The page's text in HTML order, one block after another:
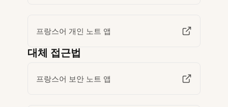
프랑스어 개인 노트 앱
대체 접근법
프랑스어 보안 노트 앱